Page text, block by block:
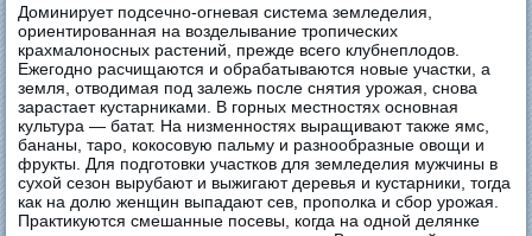
Доминирует подсечно-огневая система земледелия,
ориентированная на возделывание тропических
крахмалоносных растений, прежде всего клубнеплодов.
Ежегодно расчищаются и обрабатываются новые участки, а
земля, отводимая под залежь после снятия урожая, снова
зарастает кустарниками. В горных местностях основная
культура — батат. На низменностях выращивают также ямс,
бананы, таро, кокосовую пальму и разнообразные овощи и
фрукты. Для подготовки участков для земледелия мужчины в
сухой сезон вырубают и выжигают деревья и кустарники, тогда
как на долю женщин выпадают сев, прополка и сбор урожая.
Практикуются смешанные посевы, когда на одной делянке